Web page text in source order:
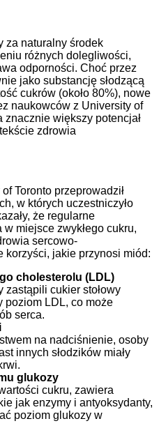
za naturalny środek
różnych dolegliwości,
odporności. Choć przez
jako substancję słodzącą
cukrów (około 80%), nowe
naukowców z University of
znacznie większy potencjał
zdrowia
Toronto przeprowadził
w których uczestniczyło
że regularne
miejsce zwykłego cukru,
sercowo-
korzyści, jakie przynosi miód:
cholesterolu (LDL)
zastąpili cukier stołowy
poziom LDL, co może
serca.
na nadciśnienie, osoby
innych słodzików miały
glukozy
cukru, zawiera
jak enzymy i antyoksydanty,
poziom glukozy w